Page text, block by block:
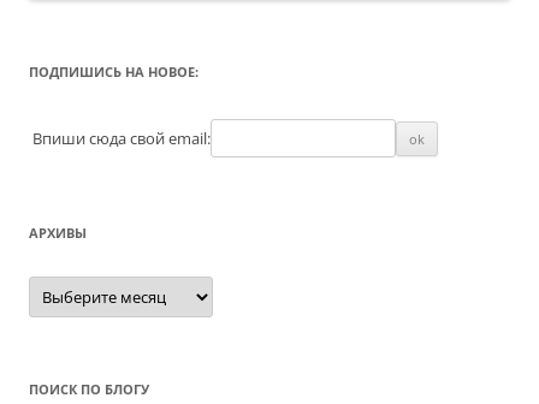
ПОДПИШИСЬ НА НОВОЕ:
Впиши сюда свой email:
АРХИВЫ
Архивы
ПОИСК ПО БЛОГУ